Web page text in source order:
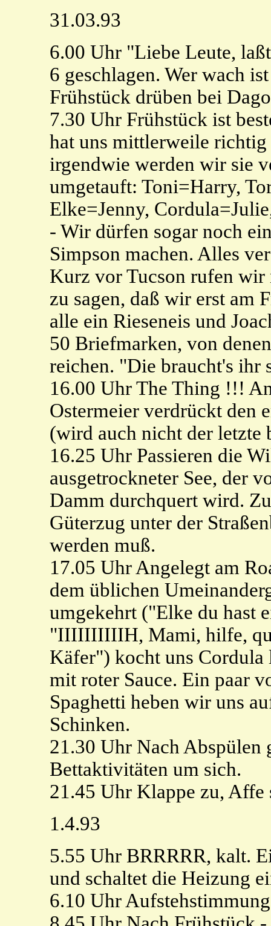
31.03.93
6.00 Uhr "Liebe Leute,
6 geschlagen. Wer wach
Frühstück drüben bei
7.30 Uhr Frühstück ist
hat uns mittlerweile
irgendwie werden wir sie
umgetauft: Toni=Harry,
Elke=Jenny,
- Wir dürfen sogar noch
Simpson machen. Alles
Kurz vor Tucson rufen wir
zu sagen, daß wir erst am
alle ein Rieseneis und
50 Briefmarken, von
reichen. "Die braucht's ihr
16.00 Uhr The Thing !!!
Ostermeier verdrückt den
(wird auch nicht der letzte
16.25 Uhr Passieren die
ausgetrockneter See, der
Damm durchquert wird.
Güterzug unter der
werden muß.
17.05 Uhr Angelegt am
dem üblichen
umgekehrt ("Elke du hast
"IIIIIIIIIIH, Mami, hilfe,
Käfer") kocht uns Cordula
mit roter Sauce. Ein paar
Spaghetti heben wir uns
Schinken.
21.30 Uhr Nach Abspülen
Bettaktivitäten um sich.
21.45 Uhr Klappe zu, Affe
1.4.93
5.55 Uhr BRRRRR, kalt.
und schaltet die Heizung
6.10 Uhr